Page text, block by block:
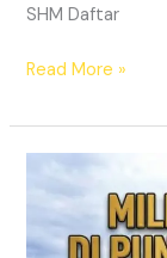
SHM Daftar
Read More »
EAST
BOGOR